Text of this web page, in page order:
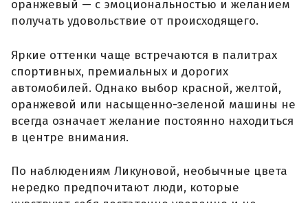
оранжевый — с эмоциональностью и желанием
получать удовольствие от происходящего.
Яркие оттенки чаще встречаются в палитрах
спортивных, премиальных и дорогих
автомобилей. Однако выбор красной, желтой,
оранжевой или насыщенно-зеленой машины не
всегда означает желание постоянно находиться
в центре внимания.
По наблюдениям Ликуновой, необычные цвета
нередко предпочитают люди, которые